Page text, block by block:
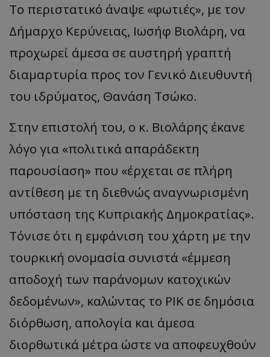
Το περιστατικό άναψε «φωτιές», με τον
Δήμαρχο Κερύνειας, Ιωσήφ Βιολάρη, να
προχωρεί άμεσα σε αυστηρή γραπτή
διαμαρτυρία προς τον Γενικό Διευθυντή
του ιδρύματος, Θανάση Τσώκο.
Στην επιστολή του, ο κ. Βιολάρης έκανε
λόγο για «πολιτικά απαράδεκτη
παρουσίαση» που «έρχεται σε πλήρη
αντίθεση με τη διεθνώς αναγνωρισμένη
υπόσταση της Κυπριακής Δημοκρατίας».
Τόνισε ότι η εμφάνιση του χάρτη με την
τουρκική ονομασία συνιστά «έμμεση
αποδοχή των παράνομων κατοχικών
δεδομένων», καλώντας το ΡΙΚ σε δημόσια
διόρθωση, απολογία και άμεσα
διορθωτικά μέτρα ώστε να αποφευχθούν